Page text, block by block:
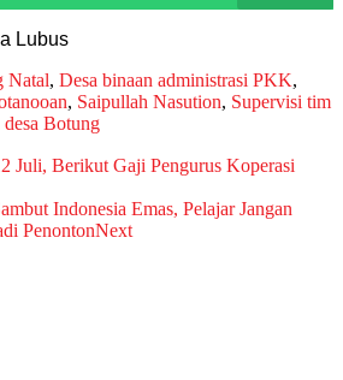
Lubus
Natal, Desa binaan administrasi PKK,
, Saipullah Nasution, Supervisi tim
Botung
Juli, Berikut Gaji Pengurus Koperasi
Indonesia Emas, Pelajar Jangan
PenontonNext